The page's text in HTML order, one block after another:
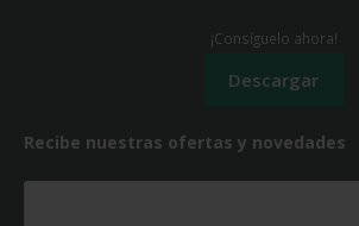
Recibe nuestras ofertas y novedades
¡Consíguelo ahora!